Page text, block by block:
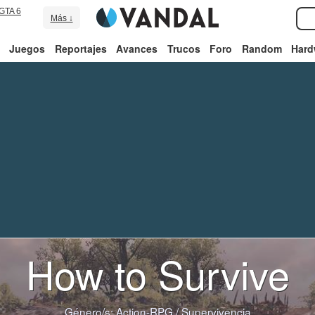
6
Más ↓
Juegos Reportajes Avances Trucos Foro Random
How to Survive
Género/s:Action-RPG/Supervivencia